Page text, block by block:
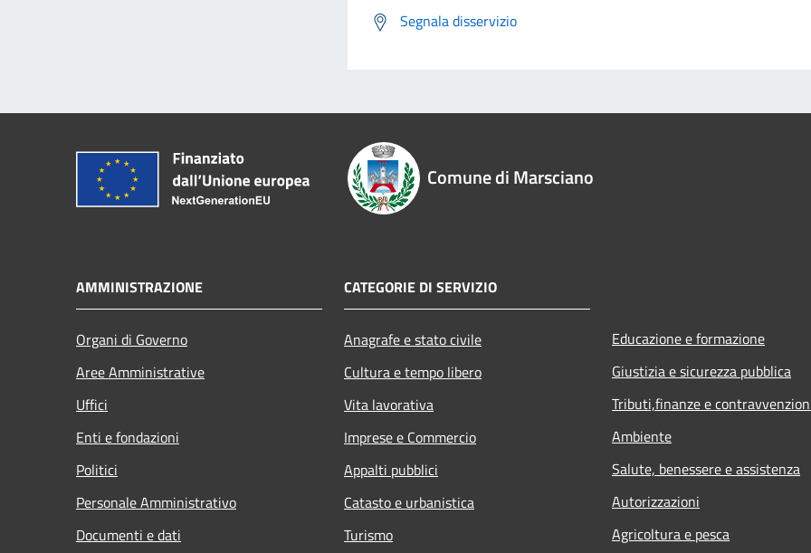
Segnala disservizio
Comune di Marsciano
AMMINISTRAZIONE
Organi di Governo
Aree Amministrative
Uffici
Enti e fondazioni
Politici
Personale Amministrativo
Documenti e dati
CATEGORIE DI SERVIZIO
Anagrafe e stato civile
Cultura e tempo libero
Vita lavorativa
Imprese e Commercio
Appalti pubblici
Catasto e urbanistica
Turismo
Educazione e formazione
Giustizia e sicurezza pubblica
Tributi,finanze e
Ambiente
Salute, benessere e assistenza
Autorizzazioni
Agricoltura e pesca